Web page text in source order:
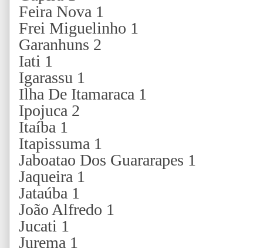
Feira Nova 1
Frei Miguelinho 1
Garanhuns 2
Iati 1
Igarassu 1
Ilha De Itamaraca 1
Ipojuca 2
Itaíba 1
Itapissuma 1
Jaboatao Dos Guararapes 1
Jaqueira 1
Jataúba 1
João Alfredo 1
Jucati 1
Jurema 1